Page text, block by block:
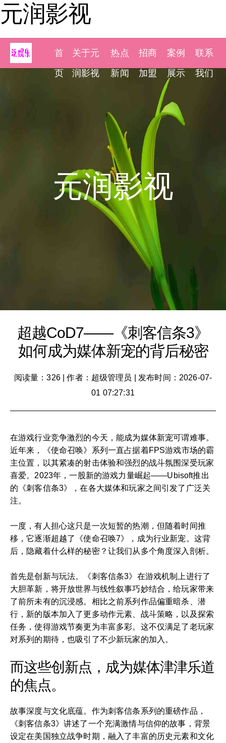
元润影视
首
页
关于元
润影视
热点
新闻
招商
加盟
案例
展示
联系
我们
元润影视
超越CoD7——《刺客信条3》
如何成为媒体新宠的背后秘密
阅读量：326|作者：超级管理员
发布时间：2026-07-
01 07:27:31
在游戏行业竞争激烈的今天，能成为媒体新宠可谓难事。
近年来，《使命召唤》系列一直占据着FPS游戏市场的霸
主位置，以其紧凑的射击体验和强烈的战斗氛围深受玩家
喜爱。2023年，一股新的游戏力量崛起——Ubisoft推出
的《刺客信条3》，在各大媒体和玩家之间引发了广泛关
注。
一度，有人担心这只是一次短暂的热潮，但随着时间推
移，它逐渐超越了《使命召唤7》，成为行业新宠。这背
后，隐藏着什么样的秘密？让我们从多个角度深入剖析。
首先是创新与玩法。《刺客信条3》在游戏机制上进行了
大胆革新，将开放世界与线性叙事巧妙结合，给玩家带来
了前所未有的沉浸感。相比之前系列作品偏重暗杀、潜
行，新的版本加入了更多动作元素、战斗策略，以及探索
任务，使得游戏节奏更为丰富多彩。这不仅满足了老玩家
对系列的期待，也吸引了不少新玩家的加入。
而这些创新点，成为媒体津津乐道
的焦点。
故事深度与文化底蕴。作为刺客信条系列的重磅作品，
《刺客信条3》讲述了一个充满激情与信仰的故事，背景
设定在美国独立战争时期，融入了丰富的历史元素和文化